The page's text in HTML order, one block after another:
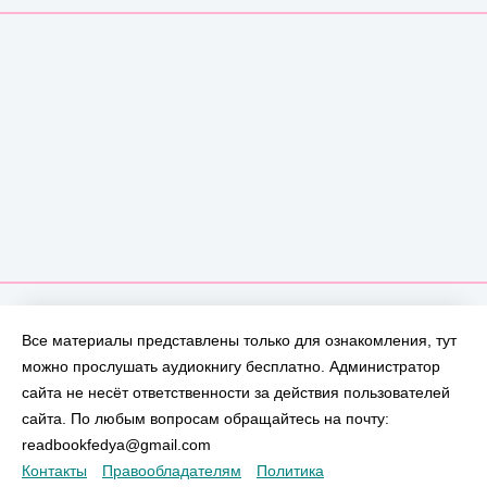
Все материалы представлены только для ознакомления, тут
можно прослушать аудиокнигу бесплатно. Администратор
сайта не несёт ответственности за действия пользователей
сайта. По любым вопросам обращайтесь на почту:
readbookfedya@gmail.com
Контакты
Правообладателям Политика